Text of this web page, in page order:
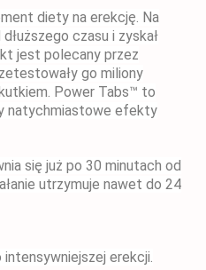
diety na erekcję. Na
czasu i zyskał
jest polecany przez
go miliony
Power Tabs™ to
natychmiastowe efekty
się już po 30 minutach od
utrzymuje nawet do 24
erekcji.